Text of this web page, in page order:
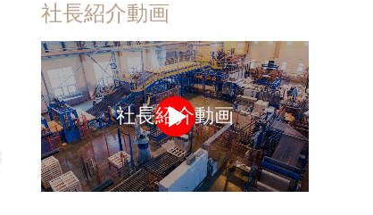
社長紹介動画
社長紹介動画